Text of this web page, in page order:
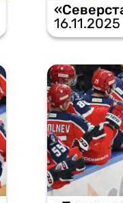
16.11.2025